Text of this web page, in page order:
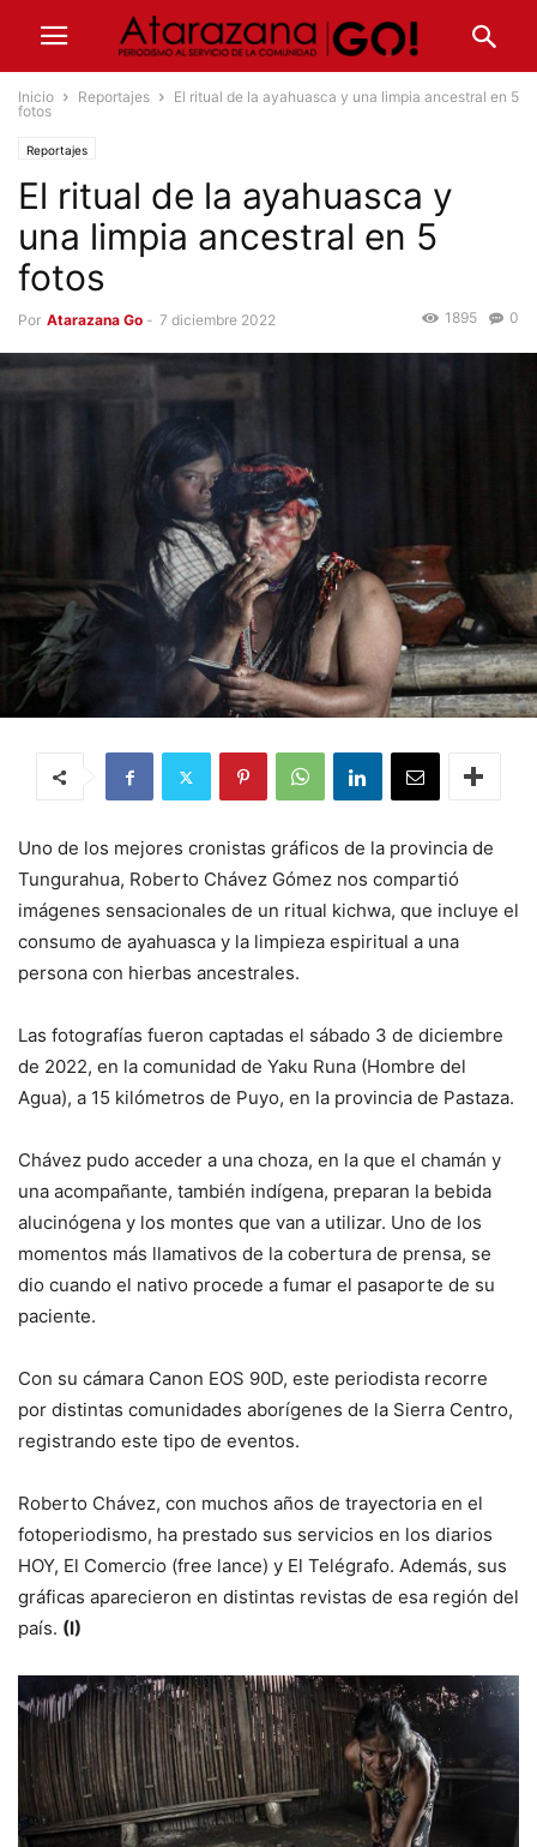
Inicio Reportajes
El ritual de la ayahuasca y una limpia ancestral en 5
fotos
Reportajes
El ritual de la ayahuasca y
una limpia ancestral en 5
fotos
Por Atarazana Go - 7 diciembre 2022 0
1895
Uno de los mejores cronistas gráficos de la provincia de
Tungurahua, Roberto Chávez Gómez nos compartió
imágenes sensacionales de un ritual kichwa, que incluye el
consumo de ayahuasca y la limpieza espiritual a una
persona con hierbas ancestrales.
Las fotografías fueron captadas el sábado 3 de diciembre
de 2022, en la comunidad de Yaku Runa (Hombre del
Agua), a 15 kilómetros de Puyo, en la provincia de Pastaza.
Chávez pudo acceder a una choza, en la que el chamán y
una acompañante, también indígena, preparan la bebida
alucinógena y los montes que van a utilizar. Uno de los
momentos más llamativos de la cobertura de prensa, se
dio cuando el nativo procede a fumar el pasaporte de su
paciente.
Con su cámara Canon EOS 90D, este periodista recorre
por distintas comunidades aborígenes de la Sierra Centro,
registrando este tipo de eventos.
Roberto Chávez, con muchos años de trayectoria en el
fotoperiodismo, ha prestado sus servicios en los diarios
HOY, El Comercio (free lance) y El Telégrafo. Además, sus
gráficas aparecieron en distintas revistas de esa región del
país. (I)